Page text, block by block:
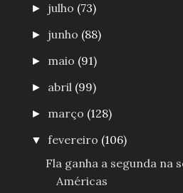
► julho (73)
► junho (88)
► maio (91)
► abril (99)
► março (128)
▼fevereiro (106)
Fla ganha a segunda na
Américas